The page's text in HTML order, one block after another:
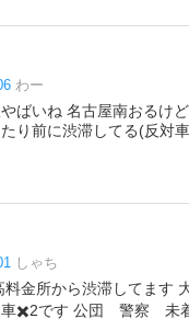
わー
ばいね 名古屋南おるけ
り前に渋滞してる(反対
しゃち
金所から渋滞してます
✖️2です 公団 警察 未